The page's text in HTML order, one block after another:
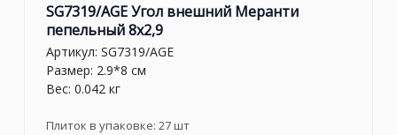
SG7319/AGE Угол внешний Меранти
пепельный 8x2,9
Артикул: SG7319/AGE
Размер: 2.9*8 см
Вес: 0.042 кг
Плиток в упаковке: 27шт